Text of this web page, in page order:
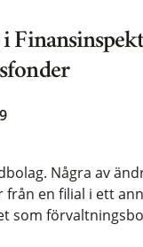
Några av
en filial i ett
som